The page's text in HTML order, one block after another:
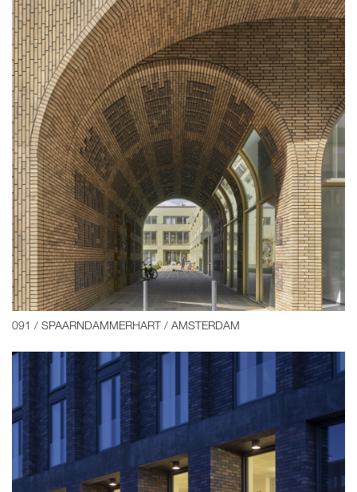
091 / SPAARNDAMMERHART / AMSTERDAM